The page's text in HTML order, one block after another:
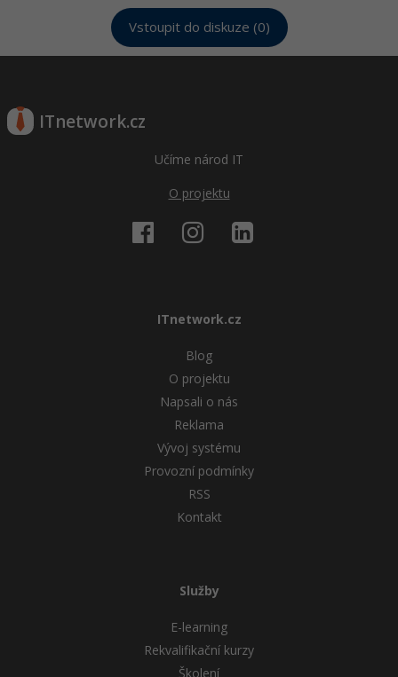
Vstoupit do diskuze (0)
ITnetwork.cz
Učíme národ IT
O projektu
ITnetwork.cz
Blog
O projektu
Napsali o nás
Reklama
Vývoj systému
Provozní podmínky
RSS
Kontakt
Služby
E-learning
Rekvalifikační kurzy
Školení